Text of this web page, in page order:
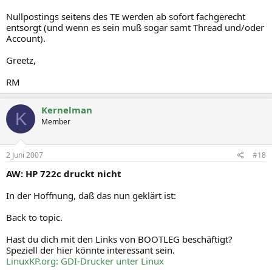
Nullpostings seitens des TE werden ab sofort fachgerecht
entsorgt (und wenn es sein muß sogar samt Thread und/oder
Account).
Greetz,
RM
K Kernelman
Member
2 Juni 2007 #18
AW: HP 722c druckt nicht
In der Hoffnung, daß das nun geklärt ist:
Back to topic.
Hast du dich mit den Links von BOOTLEG beschäftigt?
Speziell der hier könnte interessant sein.
LinuxKP.org: GDI-Drucker unter Linux